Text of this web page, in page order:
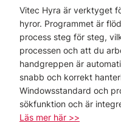
Vitec Hyra är verktyget
hyror. Programmet är
process steg för steg,
processen och att du
handgreppen är
snabb och korrekt
Windowsstandard och
sökfunktion och är
Läs mer här >>